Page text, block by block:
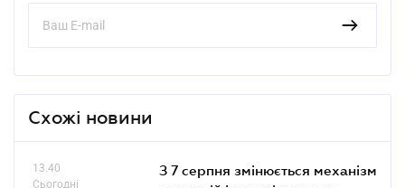
Схожі новини
13.40
Сьогодні
З 7 серпня змінюється механізм